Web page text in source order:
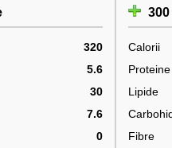
320
5.6
30
7.6
0
Calorii
Proteine
Lipide
Fibre